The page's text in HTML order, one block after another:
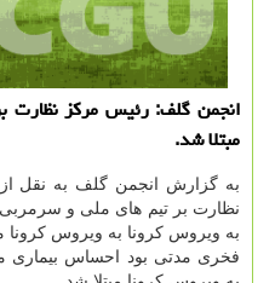
انجمن گلف: رئیس مركز نظارت
مبتلا شد.
به گزارش انجمن گلف به نقل
نظارت بر تیم های ملی و
به ویروس کرونا به ویروس کرونا
فخری مدتی بود احساس